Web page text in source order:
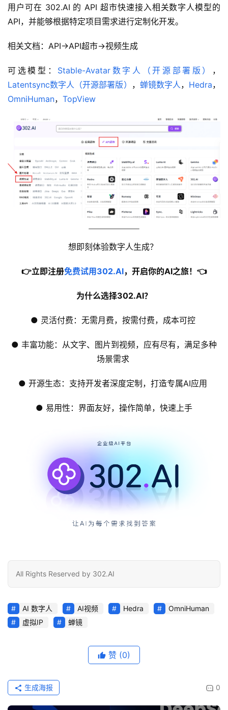
用户可在 302.AI 的 API 超市快速接入相关数字人模型的
API，并能够根据特定项目需求进行定制化开发。
相关文档：API→API超市→视频生成
可选模型： Stable-Avatar数字人（开源部署版） ，
Latentsync数字人（开源部署版）
， 蝉镜数字人 ， Hedra，
OmniHuman， TopView
想即刻体验数字人生成？
👉立即注册免费试用302.AI，开启你的AI之旅！👈
为什么选择302.AI？
● 灵活付费：无需月费，按需付费，成本可控
● 丰富功能：从文字、图片到视频，应有尽有，满足多种
场景需求
● 开源生态：支持开发者深度定制，打造专属AI应用
● 易用性：界面友好，操作简单，快速上手
All Rights Reserved by 302.AI
AI 数字人 AI视频 Hedra
OmniHuman
虚拟IP
蝉镜
赞 (0)
0
生成海报